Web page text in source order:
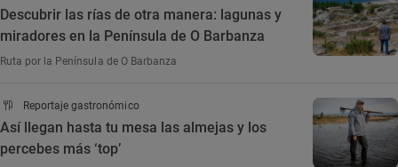
Descubrir las rías de otra manera: lagunas y
miradores en la Península de O Barbanza
Ruta por la Península de O Barbanza
Reportaje gastronómico
Así llegan hasta tu mesa las almejas y los
percebes más ‘top’